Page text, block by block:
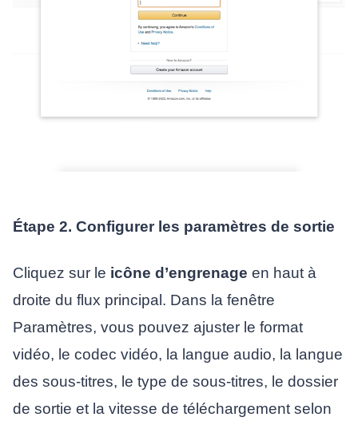
Étape 2. Configurer les paramètres de sortie
Cliquez sur le icône d’engrenage en haut à
droite du flux principal. Dans la fenêtre
Paramètres, vous pouvez ajuster le format
vidéo, le codec vidéo, la langue audio, la langue
des sous-titres, le type de sous-titres, le dossier
de sortie et la vitesse de téléchargement selon